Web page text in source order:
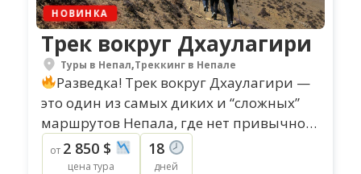
НОВИНКА
Трек вокруг Дхаулагири
Туры в Непал,Треккинг в Непале
Разведка! Трек вокруг Дхаулагири —
это один из самых диких и “сложных”
маршрутов Непала, где нет привычной
инфраструктуры Эвереста или
Аннапурны. Здесь вы уходите далеко...
от 2 850 $
цена тура
18
дней